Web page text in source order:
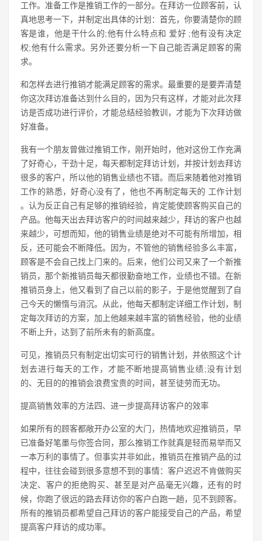
工作。准备工作是推销工作的一部分。在拜访一位顾客前，认
真地思考一下，并制定出具体的计划：首先，你要清楚你的顾
客是谁，他是干什么的;他有什么特点和 爱好 ;他有没有决定
权;他有什么需求。另外还要分析一下自己能否满足顾客的需
求。
和怎样去进行推销才能满足顾客的需求。最重要的是要弄清楚
你这次拜访准备达到什么目的，因为只有这样，才能对此次拜
访是否成功进行评价，才能总结经验教训，才能为下次拜访做
好准备。
我有一个朋友曾做过推销工作，刚开始时，他对这份工作充满
了好奇心，干劲十足，每天都制定拜访计划，并按计划去拜访
很多的客户，所以他的销售业绩也不错。而后来随着他对推销
工作的熟悉，好奇心没有了，他也不再制定每天的 工作计划
。认为反正自己有足够的推销经验，肯定能使顾客购买自己的
产品。他每天出去拜访客户的时间越来越少，拜访的客户也越
来越少，可想而知，他的销售业绩是绝对不可能有所增加，相
反，还可能会不断降低。因为，不管他的销售经验多么丰富，
顾客是不会自己找上门来的。后来，他们公司又来了一个新推
销员，那个新推销员每天都很勤奋地工作，业绩也不错。在新
推销员身上，他又看到了自己以前的影子，于是他觉醒到了自
己今天的懒惰与消沉。从此，他每天都制定详细工作计划，制
定每次拜访的方案，加上他越来越丰富的销售经验，他的业绩
不断上升，达到了前所未有的新高度。
可见，推销员只有制定出切实可行的销售计划，并依照这个计
划去进行每天的工作，才能不断地提高销售业绩;没有计划
的、无目的的推销会浪费宝贵的时间，甚至徒劳而无功。
提高销售效率的方法四、进一步提高拜访客户的效率
如果所有的顾客都敞开办公室的大门，热情地欢迎推销员，早
已准备好笔墨与你签合同，那么推销工作就真是轻而易举而又
一本万利的事情了。但事实并非如此，推销员在推销产品的过
程中，往往会碰到很多意想不到的事情：客户迟迟不肯做购买
决定、客户的拒绝购买、甚至是对产品毫无兴趣，还有的时
候，你跑了很远的路去拜访你的客户白跑一趟，见不到顾客。
所有的推销员都希望自己拜访的客户能接受自己的产品，希望
提高客户拜访的成功率。